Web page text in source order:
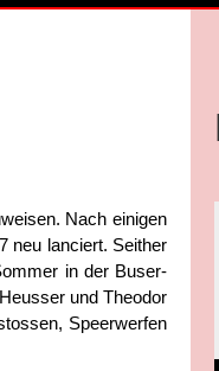
Nach einigen
neu lanciert. Seither
in der Buser-
und Theodor
Speerwerfen